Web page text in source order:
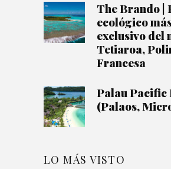
The Brando |
ecológico
exclusivo del
Tetiaroa,
Francesa
Palau Pacific
(Palaos,
LO MÁS VISTO